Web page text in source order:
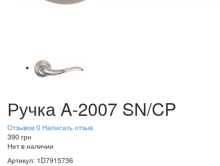
Ручка A-2007 SN/CP
Отзывов 0 Написать отзыв
390 грн
Нет в наличии
Артикул: 1D7915736